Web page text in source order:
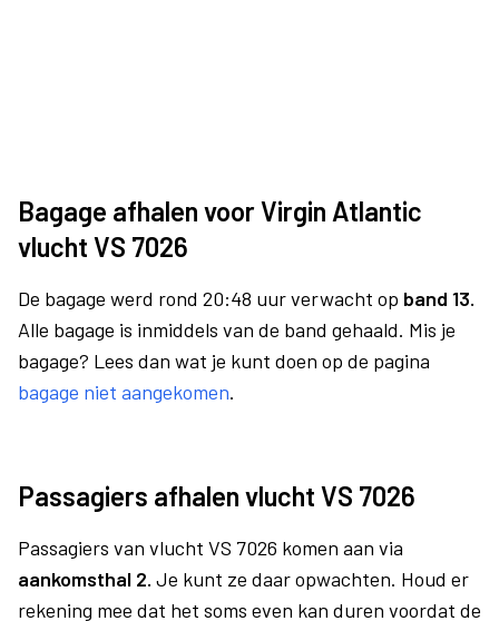
Bagage afhalen voor Virgin Atlantic
vlucht VS 7026
De bagage werd rond 20:48 uur verwacht op band 13.
Alle bagage is inmiddels van de band gehaald. Mis je
bagage? Lees dan wat je kunt doen op de pagina
bagage niet aangekomen.
Passagiers afhalen vlucht VS 7026
Passagiers van vlucht VS 7026 komen aan via
aankomsthal 2. Je kunt ze daar opwachten. Houd er
rekening mee dat het soms even kan duren voordat de